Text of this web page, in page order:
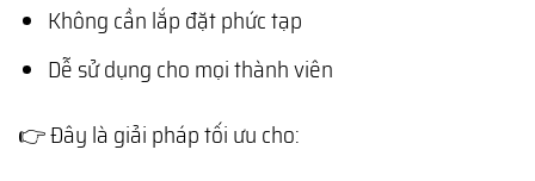
Không cần lắp đặt phức tạp
Dễ sử dụng cho mọi thành viên
👉 Đây là giải pháp tối ưu cho: